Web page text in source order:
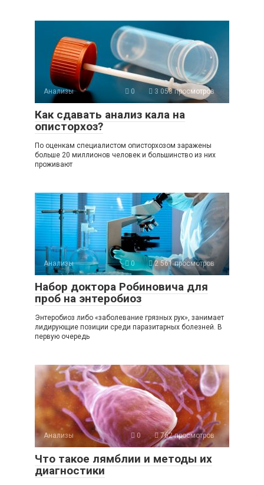
Анализы 0 3 053 просмотров
Как сдавать анализ кала на
описторхоз?
По оценкам специалистом описторхозом заражены
больше 20 миллионов человек и большинство из них
проживают
Анализы 0 2 561 просмотров
Набор доктора Робиновича для
проб на энтеробиоз
Энтеробиоз либо «заболевание грязных рук», занимает
лидирующие позиции среди паразитарных болезней. В
первую очередь
Анализы 0 762 просмотров
Что такое лямблии и методы их
диагностики